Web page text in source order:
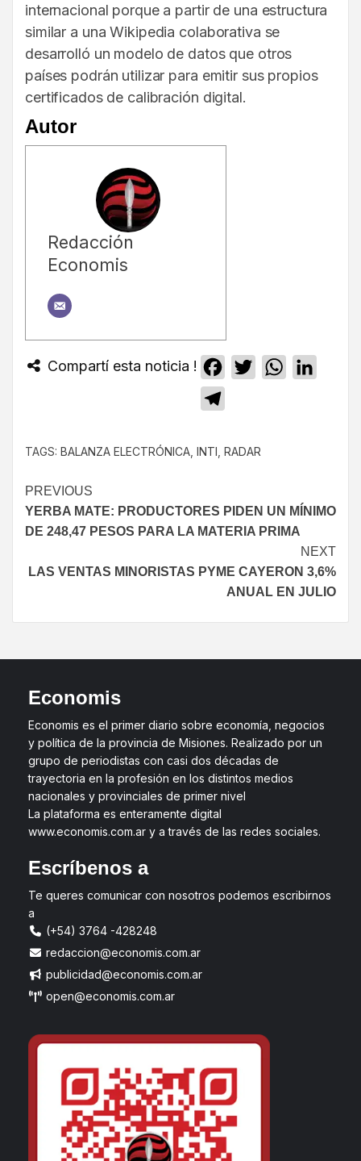
internacional porque a partir de una estructura
similar a una Wikipedia colaborativa se
desarrolló un modelo de datos que otros
países podrán utilizar para emitir sus propios
certificados de calibración digital.
Autor
Redacción
Economis
Compartí esta noticia ! Facebook
TwitterWhatsApp
TAGS: BALANZA ELECTRÓNICA INTI RADAR
PREVIOUS
YERBA MATE: PRODUCTORES PIDEN UN MÍNIMO
DE 248,47 PESOS PARA LA MATERIA PRIMA
NEXT
LAS VENTAS MINORISTAS PYME CAYERON 3,6%
ANUAL EN JULIO
Economis
Economis es el primer diario sobre economía, negocios
y política de la provincia de Misiones. Realizado por un
grupo de periodistas con casi dos décadas de
trayectoria en la profesión en los distintos medios
nacionales y provinciales de primer nivel
La plataforma es enteramente digital
www.economis.com.ar y a través de las redes sociales.
Escríbenos a
Te queres comunicar con nosotros podemos escribirnos
a
(+54) 3764 -428248
redaccion@economis.com.ar
publicidad@economis.com.ar
open@economis.com.ar